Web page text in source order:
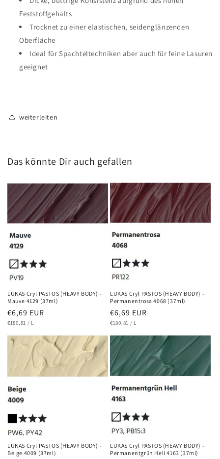
Feststoffgehalts
Trocknet zu einer elastischen, seidenglänzenden
Oberfläche
Ideal für Spachteltechniken aber auch für feine Lasuren
geeignet
weiterleiten
Das könnte Dir auch gefallen
LUKAS Cryl PASTOS (HEAVY BODY) -
Mauve 4129 (37ml)
Normaler
Preis
€6,69 EUR
GRUNDPREIS
€180,81 / PRO
L
LUKAS Cryl PASTOS (HEAVY BODY) -
Permanentrosa 4068 (37ml)
Normaler
Preis
€6,69 EUR
GRUNDPREIS
€180,81 / PRO
L
LUKAS Cryl PASTOS (HEAVY BODY) -
Beige 4009 (37ml)
LUKAS Cryl PASTOS (HEAVY BODY) -
Permanentgrün Hell 4163 (37ml)